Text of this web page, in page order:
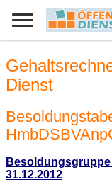
Dienst
Besoldungsgruppe
31.12.2012